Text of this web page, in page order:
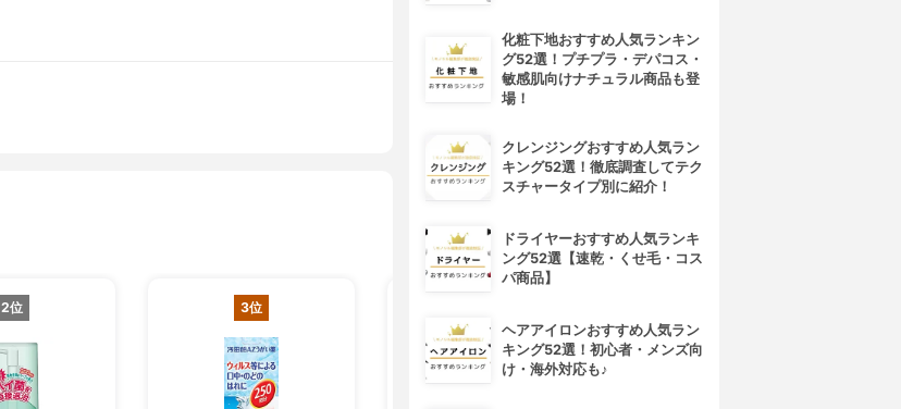
2位 3位
化粧下地おすすめ人気ランキン
グ52選！プチプラ・デパコス・
敏感肌向けナチュラル商品も登
場！
クレンジングおすすめ人気ラン
キング52選！徹底調査してテク
スチャータイプ別に紹介！
ドライヤーおすすめ人気ランキ
ング52選【速乾・くせ毛・コス
パ商品】
ヘアアイロンおすすめ人気ラン
キング52選！初心者・メンズ向
け・海外対応も♪